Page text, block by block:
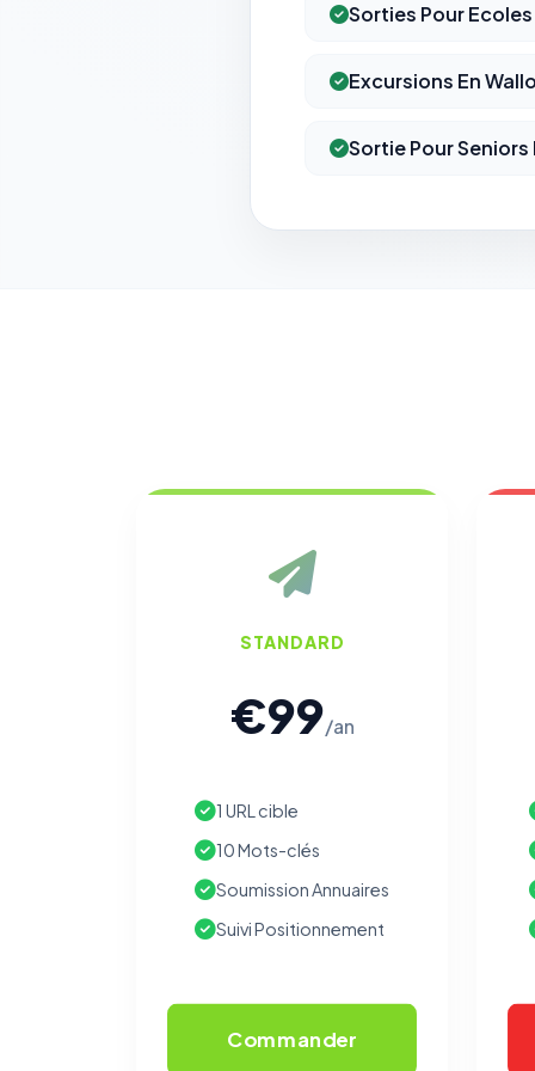
Sorties Pour
Excursions En
Sortie Pour Seniors
STANDARD
€99/an
1 URL cible
10 Mots-clés
Soumission Annuaires
Suivi Positionnement
Commander